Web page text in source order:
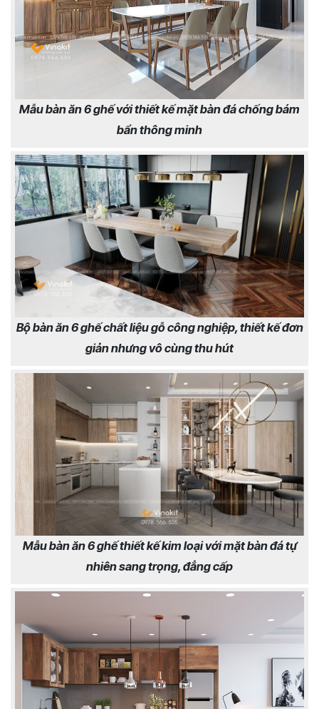
Mẫu bàn ăn 6 ghế với thiết kế mặt bàn đá chống bám
bẩn thông minh
Bộ bàn ăn 6 ghế chất liệu gỗ công nghiệp, thiết kế đơn
giản nhưng vô cùng thu hút
Mẫu bàn ăn 6 ghế thiết kế kim loại với mặt bàn đá tự
nhiên sang trọng, đẳng cấp